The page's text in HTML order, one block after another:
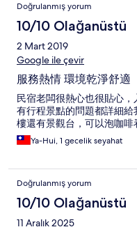
Doğrulanmış yorum
10/10 Olağanüstü
2 Mart 2019
Google ile çevir
服務熱情 環境乾淨舒適
民宿老闆很熱心也很貼心，
有行程景點的問題都詳細
樓還有景觀台，可以泡咖啡
Ya-Hui, 1 gecelik seyahat
Doğrulanmış yorum
10/10 Olağanüstü
11 Aralık 2025